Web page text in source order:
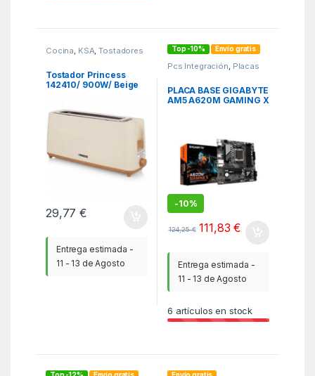
Cocina KSA ,Tostadores
Tostador Princess
142410/ 900W/ Beige
29,77€
Entrega estimada -
11 - 13 de Agosto
Top -10% Envío gratis
Pcs Integración Placas
WBR
PLACA BASE GIGABYTE
AM5 A620M GAMING X
-10%
124,25€ 111,83€
Entrega estimada -
11 - 13 de Agosto
6 artículos en stock